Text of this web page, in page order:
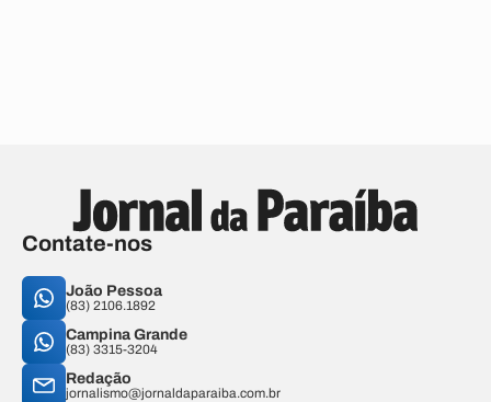
Contate-nos
João Pessoa
(83) 2106.1892
Campina Grande
(83) 3315-3204
Redação
jornalismo@jornaldaparaiba.com.br